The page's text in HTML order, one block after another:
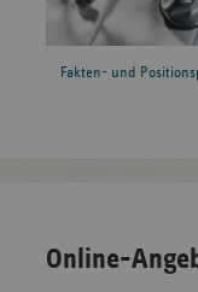
Fakten- und
Online-